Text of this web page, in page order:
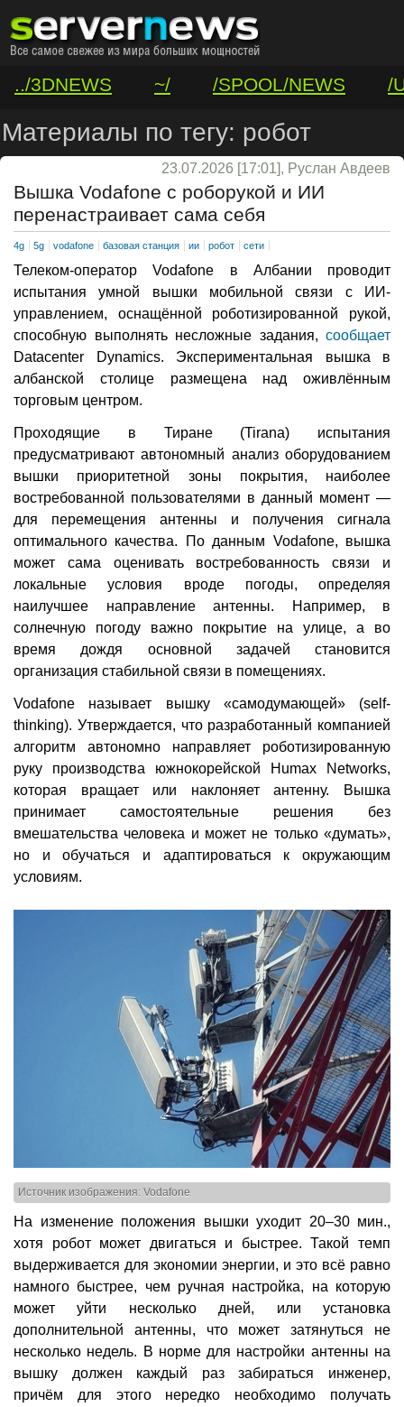
../3DNEWS ~/ /SPOOL/NEWS
/
/VAR/CONTACT
Материалы по тегу: робот
23.07.2026 [17:01], Руслан Авдеев
Вышка Vodafone с роборукой и ИИ
перенастраивает сама себя
4g 5g vodafone базовая станция ии робот сети
Телеком-оператор Vodafone в Албании проводит
испытания умной вышки мобильной связи с ИИ-
управлением, оснащённой роботизированной рукой,
способную выполнять несложные задания, сообщает
Datacenter Dynamics. Экспериментальная вышка в
албанской столице размещена над оживлённым
торговым центром.
Проходящие в Тиране (Tirana) испытания
предусматривают автономный анализ оборудованием
вышки приоритетной зоны покрытия, наиболее
востребованной пользователями в данный момент —
для перемещения антенны и получения сигнала
оптимального качества. По данным Vodafone, вышка
может сама оценивать востребованность связи и
локальные условия вроде погоды, определяя
наилучшее направление антенны. Например, в
солнечную погоду важно покрытие на улице, а во
время дождя основной задачей становится
организация стабильной связи в помещениях.
Vodafone называет вышку «самодумающей» (self-
thinking). Утверждается, что разработанный компанией
алгоритм автономно направляет роботизированную
руку производства южнокорейской Humax Networks,
которая вращает или наклоняет антенну. Вышка
принимает самостоятельные решения без
вмешательства человека и может не только «думать»,
но и обучаться и адаптироваться к окружающим
условиям.
Источник изображения: Vodafone
На изменение положения вышки уходит 20–30 мин.,
хотя робот может двигаться и быстрее. Такой темп
выдерживается для экономии энергии, и это всё равно
намного быстрее, чем ручная настройка, на которую
может уйти несколько дней, или установка
дополнительной антенны, что может затянуться не
несколько недель. В норме для настройки антенны на
вышку должен каждый раз забираться инженер,
причём для этого нередко необходимо получать